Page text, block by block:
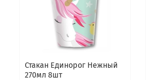
Стакан Единорог Нежный
270мл 8шт